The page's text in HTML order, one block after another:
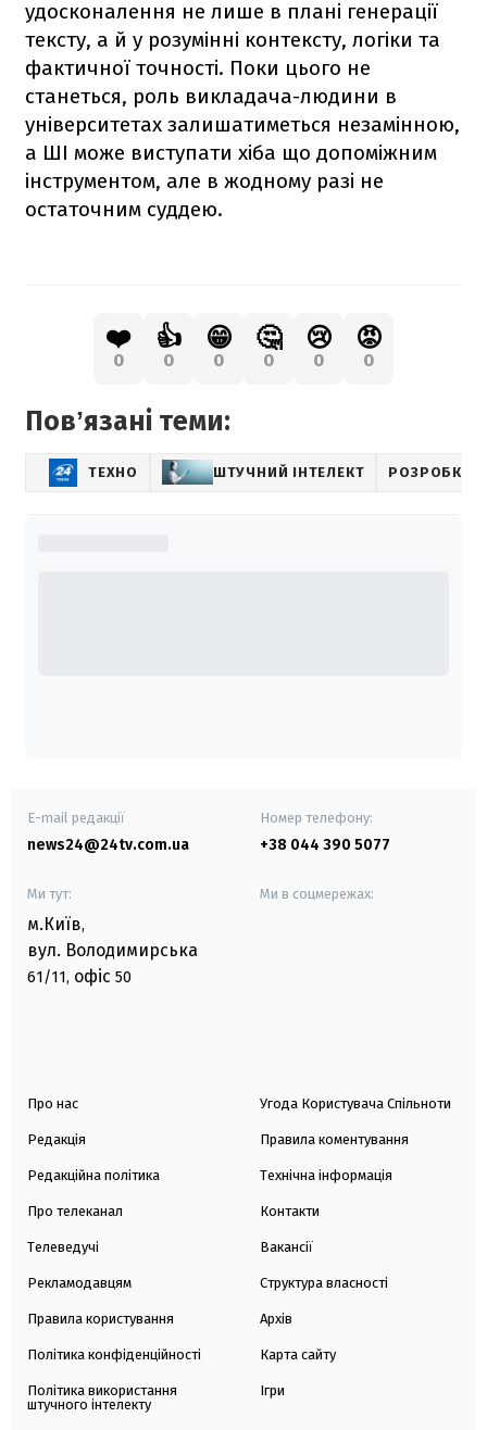
удосконалення не лише в плані генерації
тексту, а й у розумінні контексту, логіки та
фактичної точності. Поки цього не
станеться, роль викладача-людини в
університетах залишатиметься незамінною,
а ШІ може виступати хіба що допоміжним
інструментом, але в жодному разі не
остаточним суддею.
❤️
0
👍
0
😁
0
🤔
0
😢
0
😡
0
Повʼязані теми:
ТЕХНО ШТУЧНИЙ ІНТЕЛЕКТ РОЗРОБКИ
E-mail редакції
news24@24tv.com.ua
Номер телефону:
+38 044 390 5077
Ми тут:
м.Київ,
вул. Володимирська
61/11, офіс 50
Ми в соцмережах:
Про нас
Редакція
Редакційна політика
Про телеканал
Телеведучі
Рекламодавцям
Правила користування
Політика конфіденційності
Політика використання
штучного інтелекту
Угода Користувача Спільноти
Правила коментування
Технічна інформація
Контакти
Вакансії
Структура власності
Архів
Карта сайту
Ігри